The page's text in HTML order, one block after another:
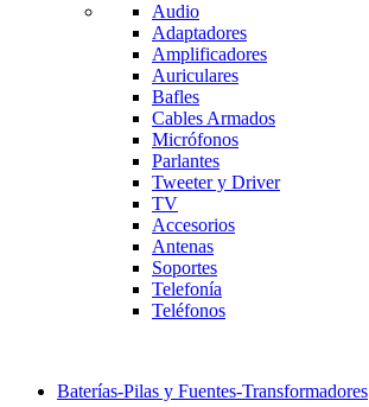
Audio
Adaptadores
Amplificadores
Auriculares
Bafles
Cables Armados
Micrófonos
Parlantes
Tweeter y Driver
TV
Accesorios
Antenas
Soportes
Telefonía
Teléfonos
Baterías-Pilas y Fuentes-Transformadores